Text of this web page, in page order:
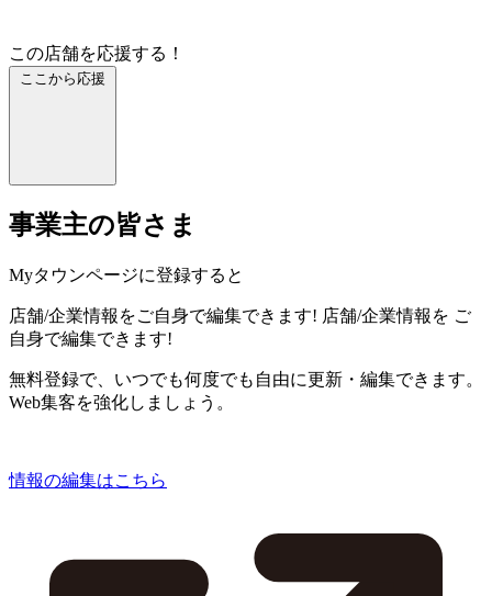
この店舗を応援する！
ここから応援
事業主の皆さま
Myタウンページに登録すると
店舗/企業情報をご自身で編集できます! 店舗/企業情報を ご
自身で編集できます!
無料登録で、いつでも何度でも自由に更新・編集できます。
Web集客を強化しましょう。
情報の編集はこちら